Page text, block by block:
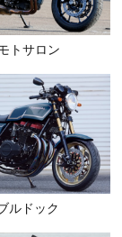
トサロン
ルドック